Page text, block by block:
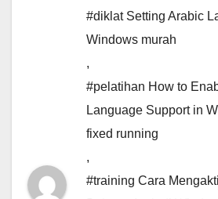
#diklat Setting Arabic
Windows murah
,
#pelatihan How to
Language Support in
fixed running
,
#training Cara